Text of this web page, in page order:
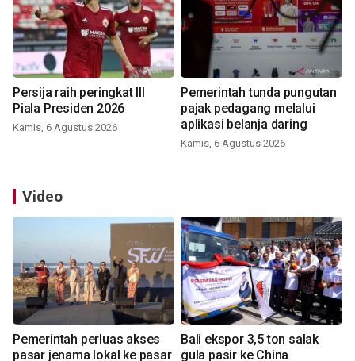
Persija raih peringkat III
Piala Presiden 2026
Kamis, 6 Agustus 2026
Pemerintah tunda pungutan
pajak pedagang melalui
aplikasi belanja daring
Kamis, 6 Agustus 2026
Video
Pemerintah perluas akses
pasar jenama lokal ke pasar
Bali ekspor 3,5 ton salak
gula pasir ke China